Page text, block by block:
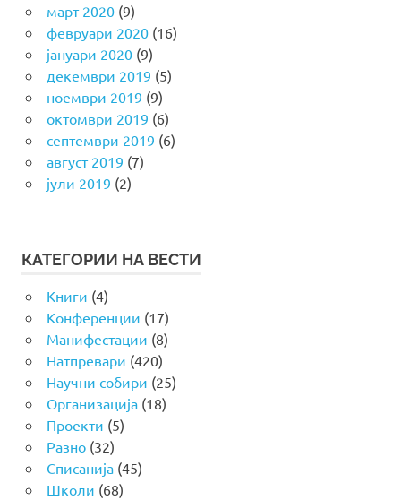
март 2020(9)
февруари 2020(16)
јануари 2020(9)
декември 2019 (5)
ноември 2019 (9)
октомври 2019 (6)
септември 2019 (6)
август 2019 (7)
јули 2019 (2)
КАТЕГОРИИ НА ВЕСТИ
Книги (4)
Конференции (17)
Манифестации (8)
Натпревари (420)
Научни собири (25)
Организација(18)
Проекти (5)
Разно(32)
Списанија(45)
Школи (68)